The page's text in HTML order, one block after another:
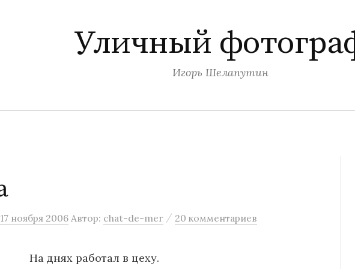
Уличный
Игорь Шелапутин
ноября 2006 Автор: chat-de-mer / 20 комментариев
На днях работал в цеху.